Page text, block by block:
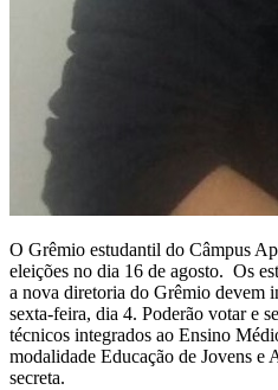
O Grêmio estudantil do Câmpus
eleições no dia 16 de agosto. Os
a nova diretoria do Grêmio devem
sexta-feira, dia 4. Poderão votar e
técnicos integrados ao Ensino
modalidade Educação de Jovens e
secreta.